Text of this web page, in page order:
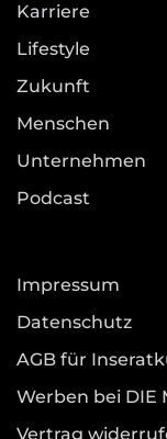
Karriere
Lifestyle
Zukunft
Menschen
Unternehmen
Podcast
Impressum
Datenschutz
AGB für
Werben bei DIE
Vertrag